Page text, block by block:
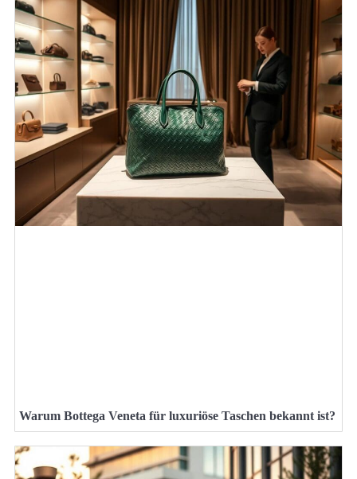
Warum Bottega Veneta für luxuriöse Taschen bekannt ist?